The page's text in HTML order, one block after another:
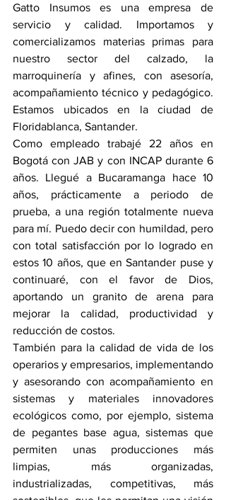
Gatto Insumos es una empresa de
servicio y calidad. Importamos y
comercializamos materias primas para
nuestro sector del calzado, la
marroquinería y afines, con asesoría,
acompañamiento técnico y pedagógico.
Estamos ubicados en la ciudad de
Floridablanca, Santander.
Como empleado trabajé 22 años en
Bogotá con JAB y con INCAP durante 6
años. Llegué a Bucaramanga hace 10
años, prácticamente a periodo de
prueba, a una región totalmente nueva
para mí. Puedo decir con humildad, pero
con total satisfacción por lo logrado en
estos 10 años, que en Santander puse y
continuaré, con el favor de Dios,
aportando un granito de arena para
mejorar la calidad, productividad y
reducción de costos.
También para la calidad de vida de los
operarios y empresarios, implementando
y asesorando con acompañamiento en
sistemas y materiales innovadores
ecológicos como, por ejemplo, sistema
de pegantes base agua, sistemas que
permiten unas producciones más
limpias, más organizadas,
industrializadas, competitivas, más